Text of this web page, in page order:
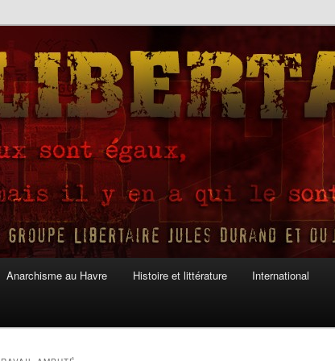
Anarchisme au Havre Histoire et littérature International